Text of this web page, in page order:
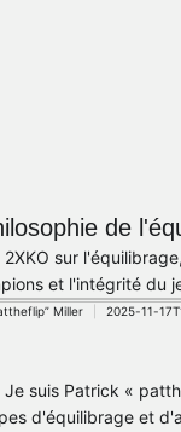
de
sur
et l'intégrité du
Miller 2025-11-
suis Patrick «
d'équilibrage et